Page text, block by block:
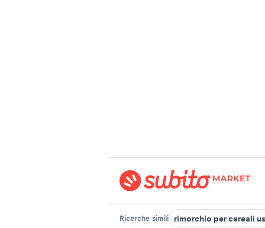
Ricerche simili rimorchio per cereali